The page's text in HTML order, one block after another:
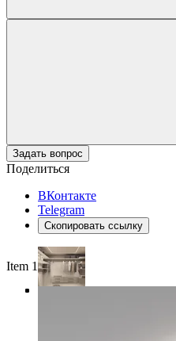
Задать вопрос
Поделиться
ВКонтакте
Telegram
Скопировать ссылку
Item 1 of 4